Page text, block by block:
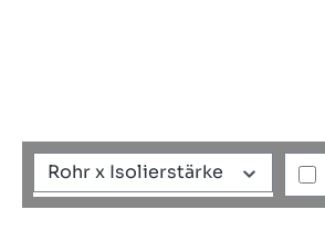
Rohr x Isolierstärke